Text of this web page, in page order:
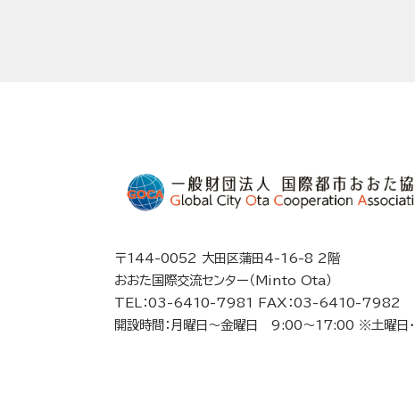
〒144-0052 大田区蒲田4-16-8 2階
おおた国際交流センター（Minto Ota）
TEL：03-6410-7981 FAX：03-6410-7982
開設時間：月曜日～金曜日 9:00～17:00 ※土曜日・